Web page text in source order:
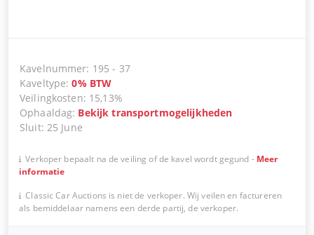
Kavelnummer: 195 - 37
Kaveltype:0% BTW
Veilingkosten: 15,13%
Ophaaldag: Bekijk transportmogelijkheden
Sluit: 25 June
Verkoper bepaalt na de veiling of de kavel wordt gegund - Meer
informatie
Classic Car Auctions is niet de verkoper. Wij veilen en factureren
als bemiddelaar namens een derde partij, de verkoper.